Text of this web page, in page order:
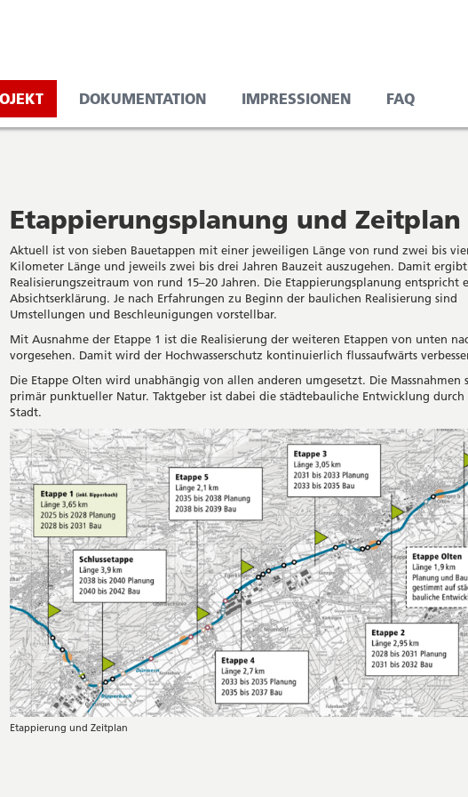
DOKUMENTATION IMPRESSIONEN FAQ
Etappierungsplanung und Zeitplan
Aktuell ist von sieben Bauetappen mit einer jeweiligen Länge von rund zwei bis
Kilometer Länge und jeweils zwei bis drei Jahren Bauzeit auszugehen. Damit
Realisierungszeitraum von rund 15–20 Jahren. Die Etappierungsplanung entspricht
Absichtserklärung. Je nach Erfahrungen zu Beginn der baulichen Realisierung sind
Umstellungen und Beschleunigungen vorstellbar.
Mit Ausnahme der Etappe 1 ist die Realisierung der weiteren Etappen von unten
vorgesehen. Damit wird der Hochwasserschutz kontinuierlich flussaufwärts
Die Etappe Olten wird unabhängig von allen anderen umgesetzt. Die Massnahmen
primär punktueller Natur. Taktgeber ist dabei die städtebauliche Entwicklung durch
Stadt.
Etappierung und Zeitplan